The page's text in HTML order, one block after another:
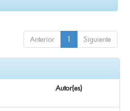
Anterior 1 Siguiente
Autor(es)